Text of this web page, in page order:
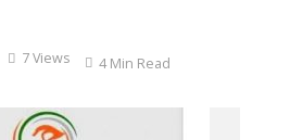
7 Views 4 Min Read